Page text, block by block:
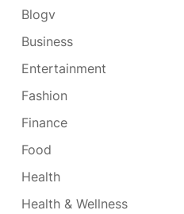
Blogv
Business
Entertainment
Fashion
Finance
Food
Health
Health & Wellness